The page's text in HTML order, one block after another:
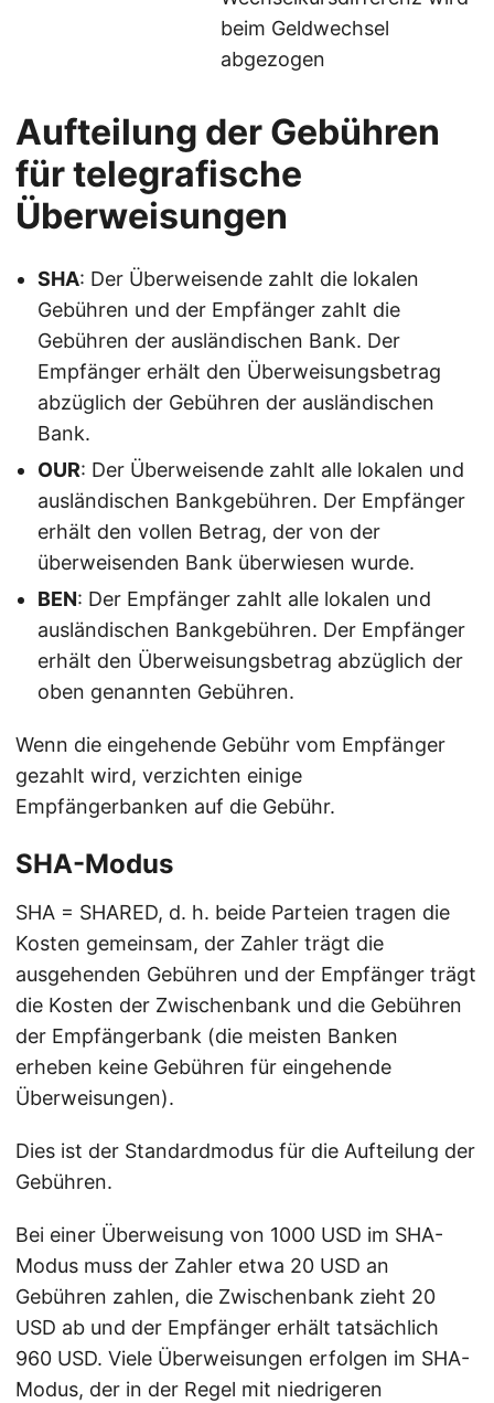
beim Geldwechsel
abgezogen
Aufteilung der Gebühren
für telegrafische
Überweisungen
SHA: Der Überweisende zahlt die lokalen
Gebühren und der Empfänger zahlt die
Gebühren der ausländischen Bank. Der
Empfänger erhält den Überweisungsbetrag
abzüglich der Gebühren der ausländischen
Bank.
OUR: Der Überweisende zahlt alle lokalen und
ausländischen Bankgebühren. Der Empfänger
erhält den vollen Betrag, der von der
überweisenden Bank überwiesen wurde.
BEN: Der Empfänger zahlt alle lokalen und
ausländischen Bankgebühren. Der Empfänger
erhält den Überweisungsbetrag abzüglich der
oben genannten Gebühren.
Wenn die eingehende Gebühr vom Empfänger
gezahlt wird, verzichten einige
Empfängerbanken auf die Gebühr.
SHA-Modus
SHA = SHARED, d. h. beide Parteien tragen die
Kosten gemeinsam, der Zahler trägt die
ausgehenden Gebühren und der Empfänger trägt
die Kosten der Zwischenbank und die Gebühren
der Empfängerbank (die meisten Banken
erheben keine Gebühren für eingehende
Überweisungen).
Dies ist der Standardmodus für die Aufteilung der
Gebühren.
Bei einer Überweisung von 1000 USD im SHA-
Modus muss der Zahler etwa 20 USD an
Gebühren zahlen, die Zwischenbank zieht 20
USD ab und der Empfänger erhält tatsächlich
960 USD. Viele Überweisungen erfolgen im SHA-
Modus, der in der Regel mit niedrigeren